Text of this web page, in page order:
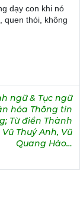
dạy con khi nó
quen thói, không
ngữ & Tục ngữ
hóa Thông tin
Từ điển Thành
Thuý Anh, Vũ
Quang Hào…